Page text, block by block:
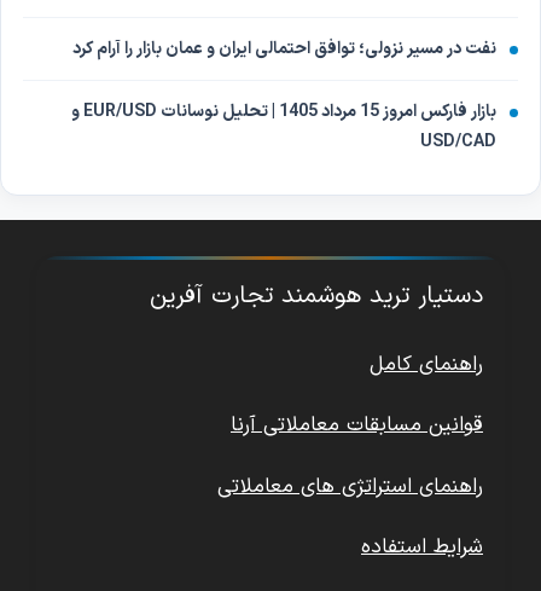
نفت در مسیر نزولی؛ توافق احتمالی ایران و عمان بازار را آرام کرد
بازار فارکس امروز 15 مرداد 1405 | تحلیل نوسانات EUR/USD و
USD/CAD
دستیار ترید هوشمند تجارت آفرین
راهنمای کامل
قوانین مسابقات معاملاتی آرنا
راهنمای استراتژی های معاملاتی
شرایط استفاده